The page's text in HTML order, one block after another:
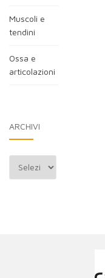
Muscoli e
tendini
Ossa e
articolazioni
ARCHIVI
Archivi